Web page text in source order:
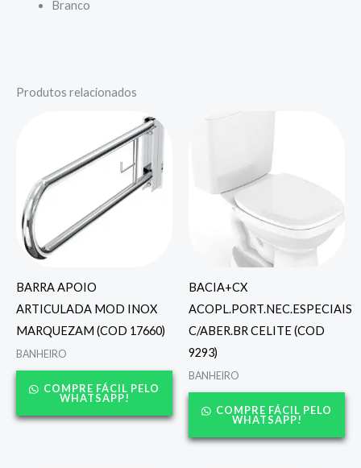
Branco
Produtos relacionados
BARRA APOIO
ARTICULADA MOD INOX
MARQUEZAM (COD 17660)
BANHEIRO
COMPRE FÁCIL PELO
WHATSAPP!
BACIA+CX
ACOPL.PORT.NEC.ESPECIAIS
C/ABER.BR CELITE (COD
9293)
BANHEIRO
COMPRE FÁCIL PELO
WHATSAPP!